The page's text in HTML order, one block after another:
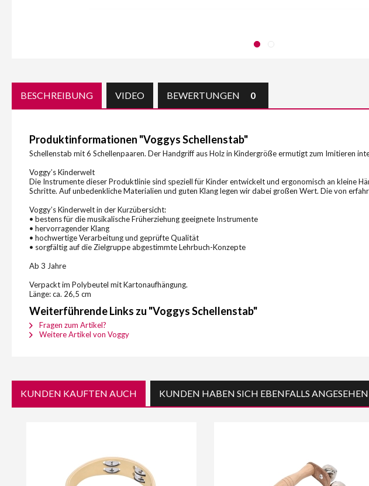
BESCHREIBUNG VIDEO BEWERTUNGEN 0
Produktinformationen "Voggys Schellenstab"
Schellenstab mit 6 Schellenpaaren. Der Handgriff aus Holz in Kindergröße ermutigt zum Imitieren
Voggy’s Kinderwelt
Die Instrumente dieser Produktlinie sind speziell für Kinder entwickelt und ergonomisch an kleine
Schritte. Auf unbedenkliche Materialien und guten Klang legen wir dabei großen Wert. Die von
Voggy’s Kinderwelt in der Kurzübersicht:
• bestens für die musikalische Früherziehung geeignete Instrumente
• hervorragender Klang
• hochwertige Verarbeitung und geprüfte Qualität
• sorgfältig auf die Zielgruppe abgestimmte Lehrbuch-Konzepte
Ab 3 Jahre
Verpackt im Polybeutel mit Kartonaufhängung.
Länge: ca. 26,5 cm
Weiterführende Links zu "Voggys Schellenstab"
Fragen zum Artikel?
Weitere Artikel von Voggy
KUNDEN KAUFTEN AUCH KUNDEN HABEN SICH EBENFALLS ANGESEHEN